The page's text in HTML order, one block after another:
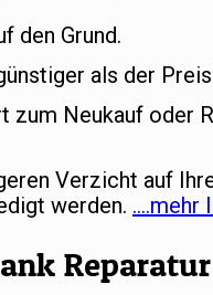
den Grund.
als der
Neukauf oder
Verzicht auf
werden. ….mehr
Reparatur